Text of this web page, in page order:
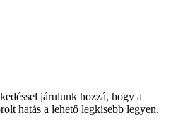
járulunk hozzá, hogy a
hatás a lehető legkisebb legyen.